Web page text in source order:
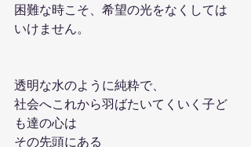
困難な時こそ、希望の光をなくしては
いけません。
透明な水のように純粋で、
社会へこれから羽ばたいてくいく子ど
も達の心は
その先頭にある